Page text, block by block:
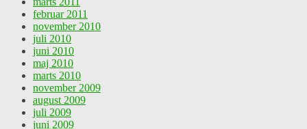
februar 2011
november 2010
juli 2010
juni 2010
maj 2010
marts 2010
november 2009
august 2009
juli 2009
juni 2009